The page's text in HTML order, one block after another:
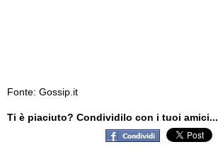
Fonte: Gossip.it
Ti è piaciuto? Condividilo con i tuoi amici...